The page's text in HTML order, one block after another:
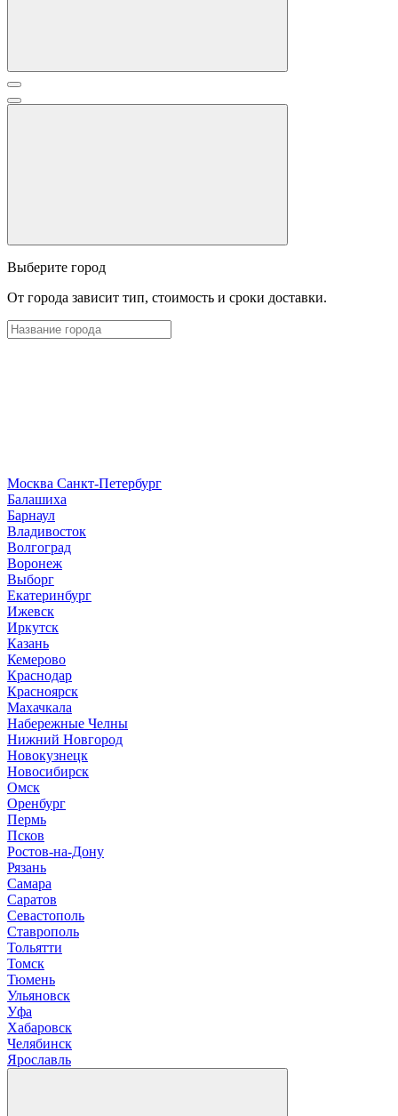
Выберите город
От города зависит тип, стоимость и сроки доставки.
Москва Санкт-Петербург
Балашиха
Барнаул
Владивосток
Волгоград
Воронеж
Выборг
Екатеринбург
Ижевск
Иркутск
Казань
Кемерово
Краснодар
Красноярск
Махачкала
Набережные Челны
Нижний Новгород
Новокузнецк
Новосибирск
Омск
Оренбург
Пермь
Псков
Ростов-на-Дону
Рязань
Самара
Саратов
Севастополь
Ставрополь
Тольятти
Томск
Тюмень
Ульяновск
Уфа
Хабаровск
Челябинск
Ярославль